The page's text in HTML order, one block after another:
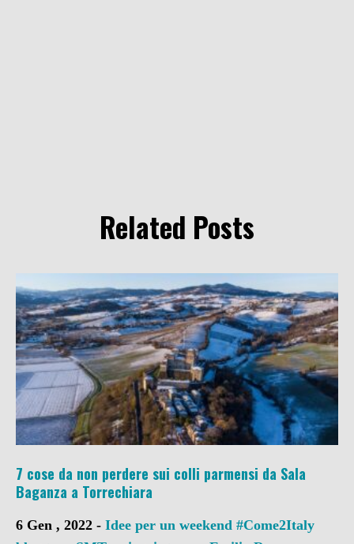
Related Posts
7 cose da non perdere sui colli parmensi da Sala
Baganza a Torrechiara
6 Gen , 2022 - Idee per un weekend #Come2Italy